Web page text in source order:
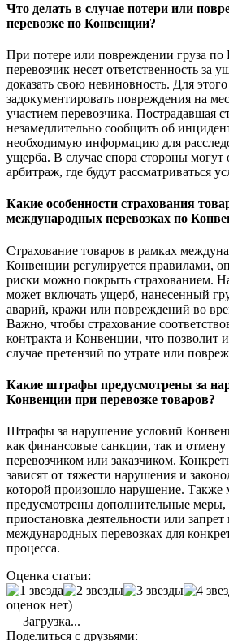
Что делать в случае потери или
перевозке по Конвенции?
При потере или повреждении груза по
перевозчик несет ответственность за
доказать свою невиновность. Для
задокументировать повреждения на
участием перевозчика. Пострадавшая
незамедлительно сообщить об
необходимую информацию для
ущерба. В случае спора стороны могут
арбитраж, где будут рассматриваться
Какие особенности страхования
международных перевозках по
Страхование товаров в рамках
Конвенции регулируется правилами,
риски можно покрыть страхованием.
может включать ущерб, нанесенный
аварий, кражи или повреждений во
Важно, чтобы страхование
контракта и Конвенции, что позволит
случае претензий по утрате или
Какие штрафы предусмотрены за
Конвенции при перевозке товаров?
Штрафы за нарушение условий
как финансовые санкции, так и отмену
перевозчиком или заказчиком.
зависят от тяжести нарушения и
которой произошло нарушение. Также
предусмотрены дополнительные меры,
приостановка деятельности или запрет
международных перевозках для
процесса.
Оценка статьи:
оценок нет)
Загрузка...
Поделиться с друзьями: